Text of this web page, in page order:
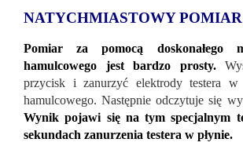
NATYCHMIASTOWY POMIAR
Pomiar za pomocą doskonałego
hamulcowego jest bardzo prosty.
przycisk i zanurzyć elektrody testera w
hamulcowego. Następnie odczytuje się
Wynik pojawi się na tym specjalnym
sekundach zanurzenia testera w płynie.